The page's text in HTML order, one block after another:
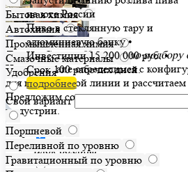
Леонид Сорока Инженер по подбору
На этом этапе определимся с
для комплексной линии и рассчитаем
Предложим современные и
индустрии.
Блок розлива
Бытовая химия
Автохимия
Промышленная химия
Смазочные материалы
Удобрения
Свой вариант
Поршневой
Переливной по уровню
Гравитационный по уровню
на юге России
Пиво в стеклянную тару и
алюминиевую банку •
Инвестиции 15 200 000 руб. •
Срок 100 рабочих дней.
подробнее